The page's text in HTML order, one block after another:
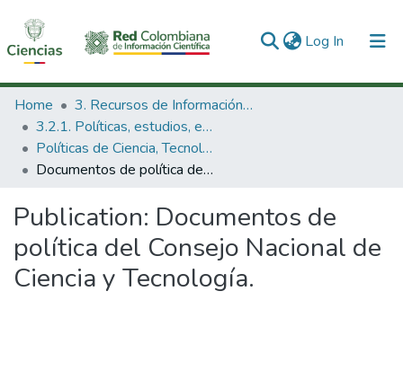
Log In (current)
Communities & Collections
All of DSpace
Statistics
Home
3. Recursos de Información Científica y Tecnológica
3.2.1. Políticas, estudios, evaluaciones e indicadores de CTeI
Políticas de Ciencia, Tecnología e Innovación
Documentos de política del Consejo Nacional de Ciencia y Tecnología.
Publication: Documentos de
política del Consejo Nacional de
Ciencia y Tecnología.